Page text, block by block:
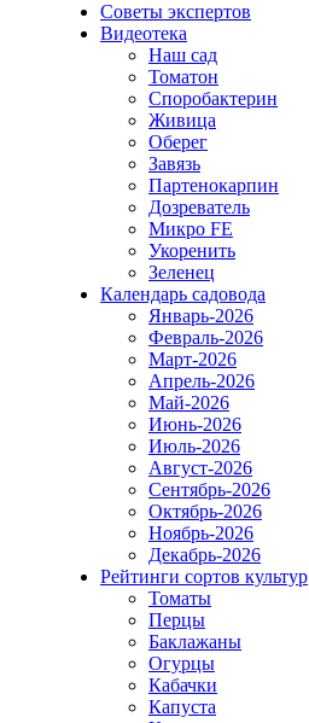
Советы экспертов
Видеотека
Наш сад
Томатон
Споробактерин
Живица
Оберег
Завязь
Партенокарпин
Дозреватель
Микро FE
Укоренить
Зеленец
Календарь садовода
Январь-2026
Февраль-2026
Март-2026
Апрель-2026
Май-2026
Июнь-2026
Июль-2026
Август-2026
Сентябрь-2026
Октябрь-2026
Ноябрь-2026
Декабрь-2026
Рейтинги сортов культур
Томаты
Перцы
Баклажаны
Огурцы
Кабачки
Капуста